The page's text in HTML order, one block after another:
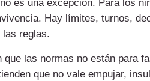
es una excepción. Para los
Hay límites, turnos,
las reglas.
que las normas no están para
que no vale empujar,